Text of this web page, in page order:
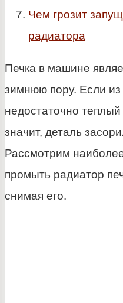
Чем грозит
радиатора
Печка в машине
зимнюю пору. Если из
недостаточно
значит, деталь
Рассмотрим
промыть радиатор
снимая его.